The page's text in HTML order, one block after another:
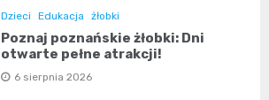
Dzieci Edukacja żłobki
Poznaj poznańskie żłobki: Dni
otwarte pełne atrakcji!
6 sierpnia 2026